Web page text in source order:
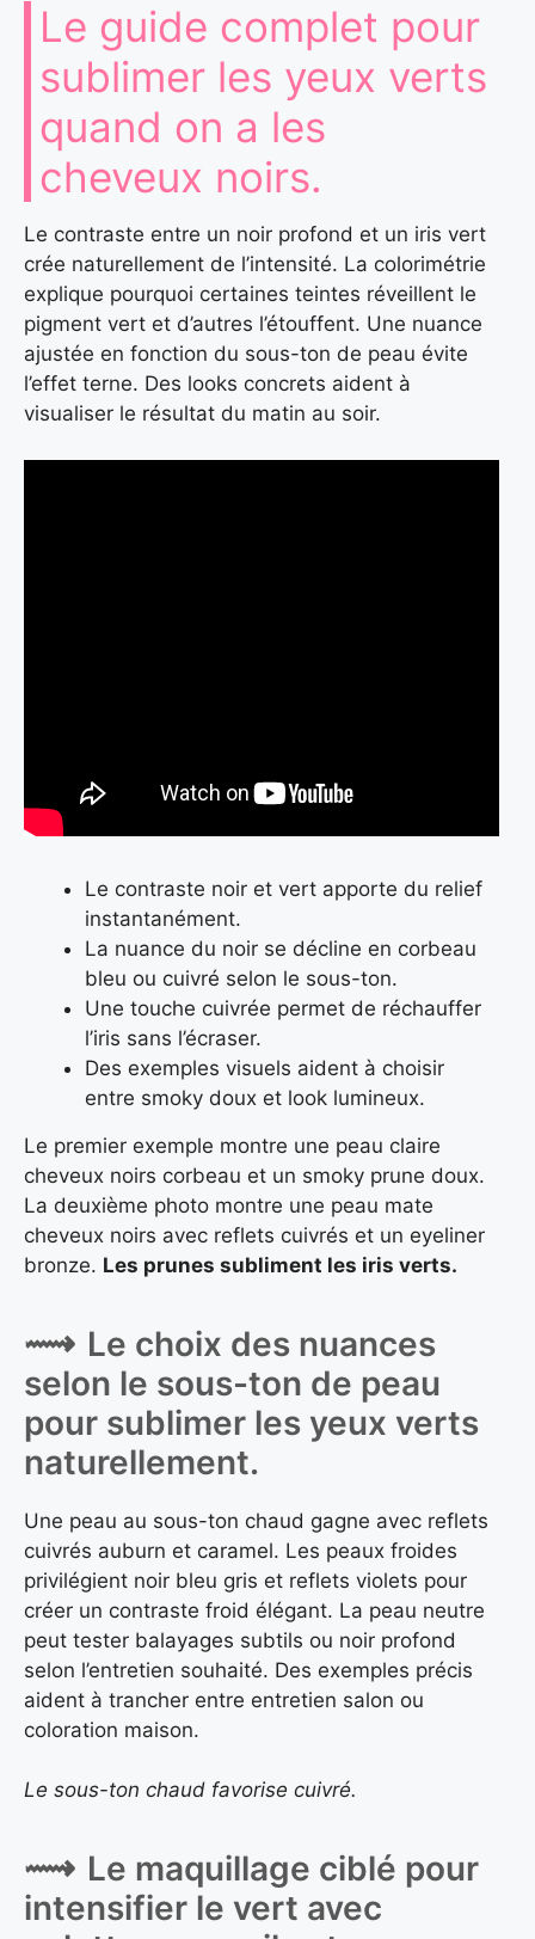
Le guide complet pour
sublimer les yeux verts
quand on a les
cheveux noirs.
Le contraste entre un noir profond et un iris vert
crée naturellement de l’intensité. La colorimétrie
explique pourquoi certaines teintes réveillent le
pigment vert et d’autres l’étouffent. Une nuance
ajustée en fonction du sous-ton de peau évite
l’effet terne. Des looks concrets aident à
visualiser le résultat du matin au soir.
Le contraste noir et vert apporte du relief
instantanément.
La nuance du noir se décline en corbeau
bleu ou cuivré selon le sous-ton.
Une touche cuivrée permet de réchauffer
l’iris sans l’écraser.
Des exemples visuels aident à choisir
entre smoky doux et look lumineux.
Le premier exemple montre une peau claire
cheveux noirs corbeau et un smoky prune doux.
La deuxième photo montre une peau mate
cheveux noirs avec reflets cuivrés et un eyeliner
bronze. Les prunes subliment les iris verts.
Le choix des nuances
selon le sous-ton de peau
pour sublimer les yeux verts
naturellement.
Une peau au sous-ton chaud gagne avec reflets
cuivrés auburn et caramel. Les peaux froides
privilégient noir bleu gris et reflets violets pour
créer un contraste froid élégant. La peau neutre
peut tester balayages subtils ou noir profond
selon l’entretien souhaité. Des exemples précis
aident à trancher entre entretien salon ou
coloration maison.
Le sous-ton chaud favorise cuivré.
Le maquillage ciblé pour
intensifier le vert avec